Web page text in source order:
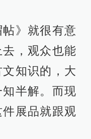
》就很有意
，观众也能
知识的，大
半解。而现
展品就跟观